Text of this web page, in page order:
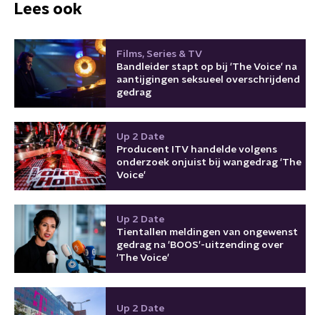
Lees ook
Films, Series & TV
Bandleider stapt op bij 'The Voice' na
aantijgingen seksueel overschrijdend
gedrag
Up 2 Date
Producent ITV handelde volgens
onderzoek onjuist bij wangedrag 'The
Voice'
Up 2 Date
Tientallen meldingen van ongewenst
gedrag na 'BOOS'-uitzending over
'The Voice'
Up 2 Date